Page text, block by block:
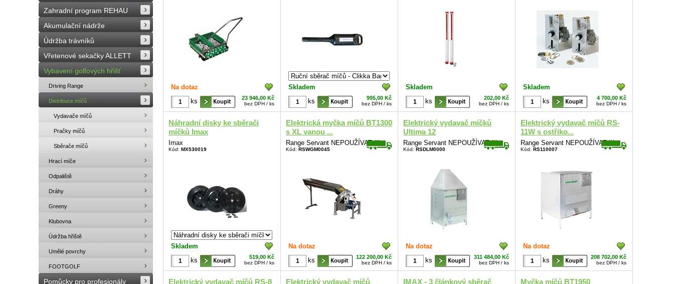
Zahradní program REHAU
Akumulační nádrže
Údržba trávníků
Vřetenové sekačky ALLETT
Vybavení golfových hřišť
Driving Range
Distribuce míčů
Vydavače míčů
Pračky míčů
Sběrače míčů
Hrací míče
Odpaliště
Dráhy
Greeny
Klubovna
Údržba hřiště
Umělé povrchy
FOOTGOLF
Pomůcky pro profesionály
Na dotaz
ks
23 946,00 Kč
bez DPH / ks
Skladem
ks
995,00 Kč
bez DPH / ks
Skladem
ks
202,00 Kč
bez DPH / ks
Skladem
ks
4 700,00 Kč
bez DPH / ks
Náhradní disky ke sběrači
míčků Imax
Imax
Kód: MX530019
Skladem
ks
519,00 Kč
bez DPH / ks
Elektrická myčka míčů BT1300
s XL vanou ...
Range Servant NEPOUŽÍVAT !!!
Kód: RSWGM0045
Na dotaz
ks
122 200,00 Kč
bez DPH / ks
Elektrický vydavač míčků
Ultima 12
Range Servant NEPOUŽÍVAT !!!
Kód: RSDLM0000
Na dotaz
ks
311 484,00 Kč
bez DPH / ks
Elektrický vydavač míčů RS-
11W s ostřiko...
Range Servant NEPOUŽÍVAT !!!
Kód: RS110007
Na dotaz
ks
208 702,00 Kč
bez DPH / ks
Elektrický vydavač míčů RS-8 Elektrický vydavač míčů IMAX - 3 článkový sběrač Myčka míčů BT1950